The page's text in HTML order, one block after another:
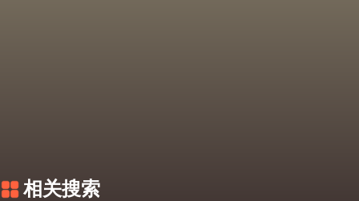
相关搜索